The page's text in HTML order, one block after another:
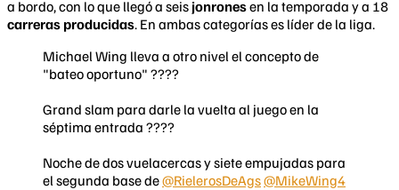
a bordo, con lo que llegó a seis jonronesen la temporada y a 18
carreras producidas. En ambas categorías es líder de la liga.
Michael Wing lleva a otro nivel el concepto de
"bateo oportuno" ????
Grand slam para darle la vuelta al juego en la
séptima entrada ????
Noche de dos vuelacercas y siete empujadas para
el segunda base de@RielerosDeAgs@MikeWing4